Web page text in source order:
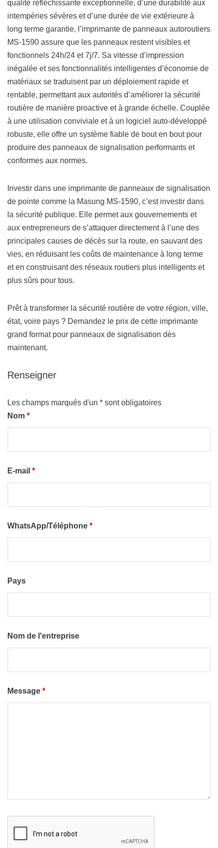
qualité réfléchissante exceptionnelle, d’une durabilité aux
intempéries sévères et d’une durée de vie extérieure à
long terme garantie, l’imprimante de panneaux autoroutiers
MS-1590 assure que les panneaux restent visibles et
fonctionnels 24h/24 et 7j/7. Sa vitesse d’impression
inégalée et ses fonctionnalités intelligentes d’économie de
matériaux se traduisent par un déploiement rapide et
rentable, permettant aux autorités d’améliorer la sécurité
routière de manière proactive et à grande échelle. Couplée
à une utilisation conviviale et à un logiciel auto-développé
robuste, elle offre un système fiable de bout en bout pour
produire des panneaux de signalisation performants et
conformes aux normes.
Investir dans une imprimante de panneaux de signalisation
de pointe comme la Masung MS-1590, c’est investir dans
la sécurité publique. Elle permet aux gouvernements et
aux entrepreneurs de s’attaquer directement à l’une des
principales causes de décès sur la route, en sauvant des
vies, en réduisant les coûts de maintenance à long terme
et en construisant des réseaux routiers plus intelligents et
plus sûrs pour tous.
Prêt à transformer la sécurité routière de votre région, ville,
état, voire pays ? Demandez le prix de cette imprimante
grand format pour panneaux de signalisation dès
maintenant.
Renseigner
Les champs marqués d'un * sont obligatoires
Nom *
E-mail *
WhatsApp/Téléphone *
Pays
Nom de l'entreprise
Message *